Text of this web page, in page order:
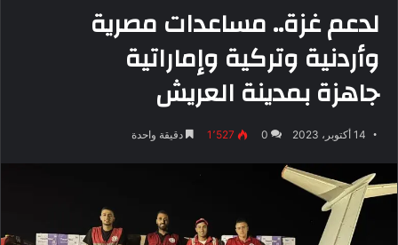
لدعم غزة.. مساعدات مصرية
وأردنية وتركية وإماراتية
جاهزة بمدينة العريش
14 أكتوبر، 2023 0 1٬527 دقيقة واحدة